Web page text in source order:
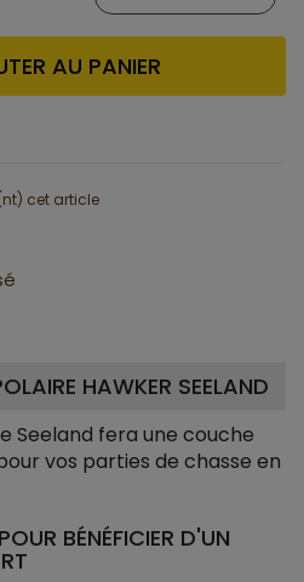
AU PANIER
cet article
HAWKER SEELAND
Seeland fera une couche
vos parties de chasse en
BÉNÉFICIER D'UN